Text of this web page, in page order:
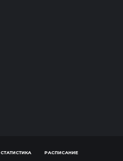
СТАТИСТИКА РАСПИСАНИЕ